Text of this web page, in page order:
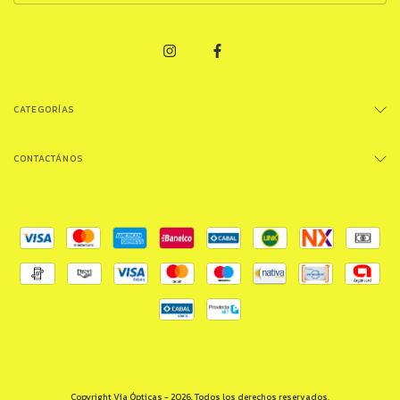
CATEGORÍAS
CONTACTÁNOS
Copyright Vía Ópticas - 2026. Todos los derechos reservados.